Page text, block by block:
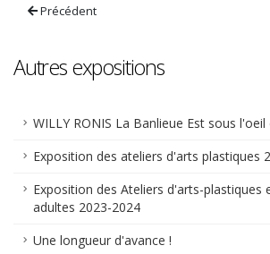
Précédent
Autres expositions
WILLY RONIS La Banlieue Est sous
Exposition des ateliers d'arts plastiques
Exposition des Ateliers d'arts-plastiques
adultes 2023-2024
Une longueur d'avance !